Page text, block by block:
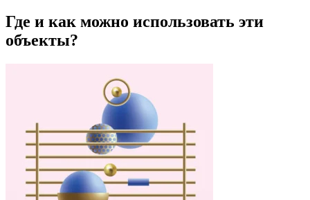
Где и как можно использовать эти
объекты?